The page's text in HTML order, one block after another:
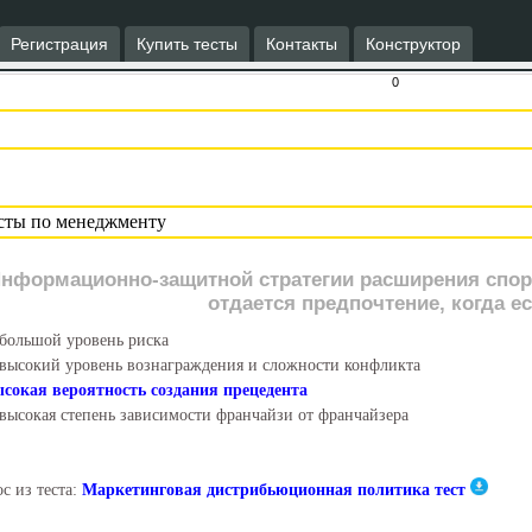
Регистрация Купить тесты Контакты Конструктор
0
защитной стратегии расширения
отдается предпочтение, когда
уровень риска
уровень вознаграждения и сложности конфликта
вероятность создания прецедента
степень зависимости франчайзи от франчайзера
из теста: Маркетинговая дистрибьюционная политика тест